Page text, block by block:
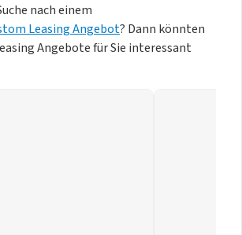
nach einem
Leasing Angebot? Dann könnten
Angebote für Sie interessant